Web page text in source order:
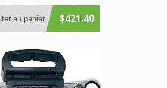
$421.40
au panier